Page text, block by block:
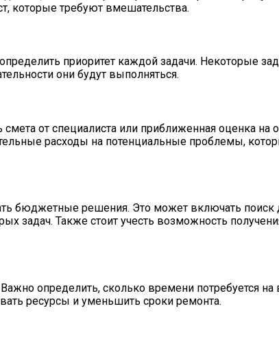
которые требуют вмешательства.
приоритет каждой задачи. Некоторые
они будут выполняться.
от специалиста или приближенная оценка на
расходы на потенциальные проблемы,
бюджетные решения. Это может включать поиск
задач. Также стоит учесть возможность
определить, сколько времени потребуется
ресурсы и уменьшить сроки ремонта.